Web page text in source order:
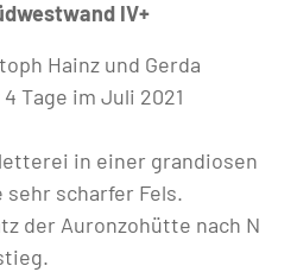
IV+
Hainz und Gerda
Tage im Juli 2021
in einer grandiosen
scharfer Fels.
der Auronzohütte nach N